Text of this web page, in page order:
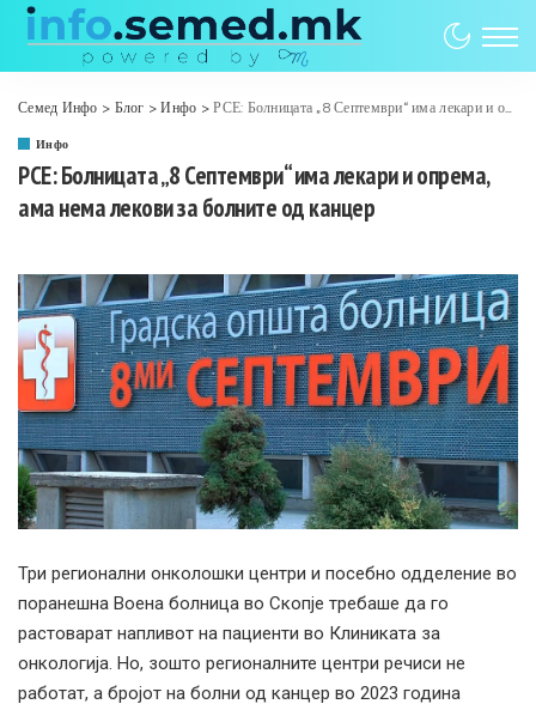
Семед Инфо > Блог >Инфо >РСЕ: Болницата „8 Септември“ има лекари и опрема, ама нема лекови за болните од канцер
Инфо
РСЕ: Болницата „8 Септември“ има лекари и опрема,
ама нема лекови за болните од канцер
Три регионални онколошки центри и посебно одделение во
поранешна Воена болница во Скопје требаше да го
растоварат напливот на пациенти во Клиниката за
онкологија. Но, зошто регионалните центри речиси не
работат, а бројот на болни од канцер во 2023 година